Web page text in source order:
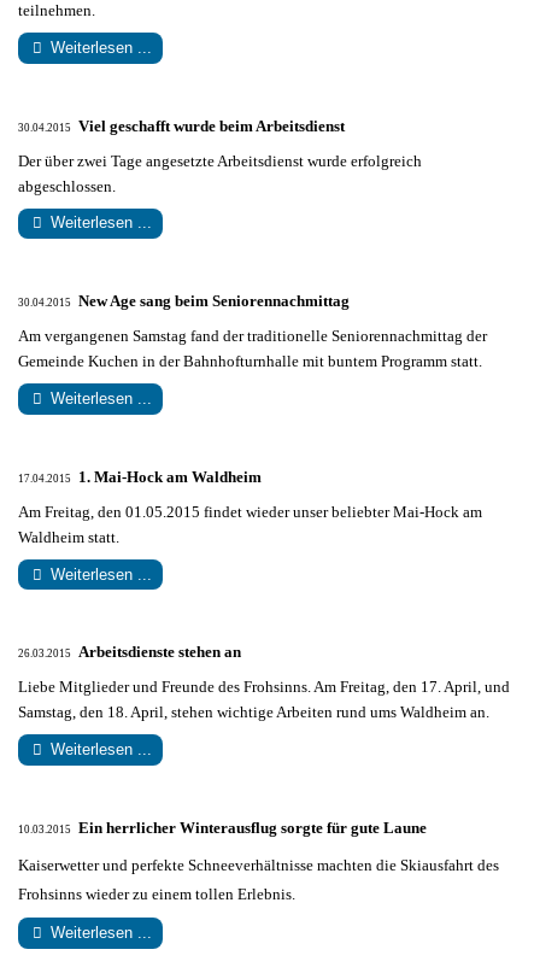
teilnehmen.
Weiterlesen ...
30.04.2015 Viel geschafft wurde beim Arbeitsdienst
Der über zwei Tage angesetzte Arbeitsdienst wurde erfolgreich
abgeschlossen.
Weiterlesen ...
30.04.2015 New Age sang beim Seniorennachmittag
Am vergangenen Samstag fand der traditionelle Seniorennachmittag der
Gemeinde Kuchen in der Bahnhofturnhalle mit buntem Programm statt.
Weiterlesen ...
17.04.2015 1. Mai-Hock am Waldheim
Am Freitag, den 01.05.2015 findet wieder unser beliebter Mai-Hock am
Waldheim statt.
Weiterlesen ...
26.03.2015 Arbeitsdienste stehen an
Liebe Mitglieder und Freunde des Frohsinns. Am Freitag, den 17. April, und
Samstag, den 18. April, stehen wichtige Arbeiten rund ums Waldheim an.
Weiterlesen ...
10.03.2015 Ein herrlicher Winterausflug sorgte für gute Laune
Kaiserwetter und perfekte Schneeverhältnisse machten die Skiausfahrt des
Frohsinns wieder zu einem tollen Erlebnis.
Weiterlesen ...